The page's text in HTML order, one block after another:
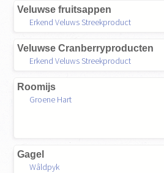
Veluwse fruitsappen
Erkend Veluws Streekproduct
Veluwse Cranberryproducten
Erkend Veluws Streekproduct
Roomijs
Groene Hart
Gagel
Wâldpyk